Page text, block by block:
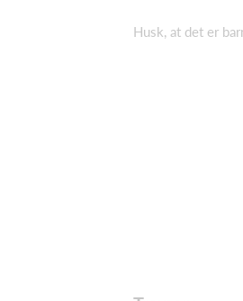
Husk, at det er